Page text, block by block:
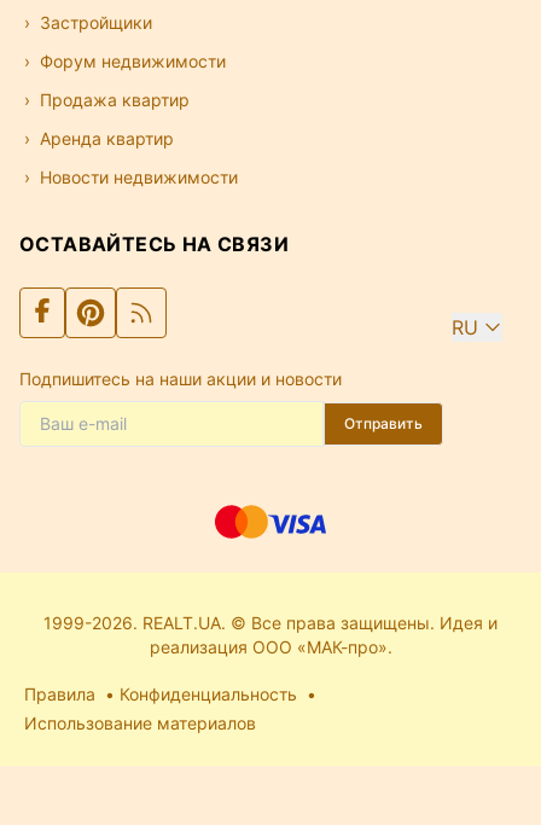
Застройщики
Форум недвижимости
Продажа квартир
Аренда квартир
Новости недвижимости
ОСТАВАЙТЕСЬ НА СВЯЗИ
RU
Подпишитесь на наши акции и новости
Отправить
1999-2026. REALT.UA. © Все права защищены. Идея и
реализация ООО «МАК-про».
Правила
Конфиденциальность
Использование материалов